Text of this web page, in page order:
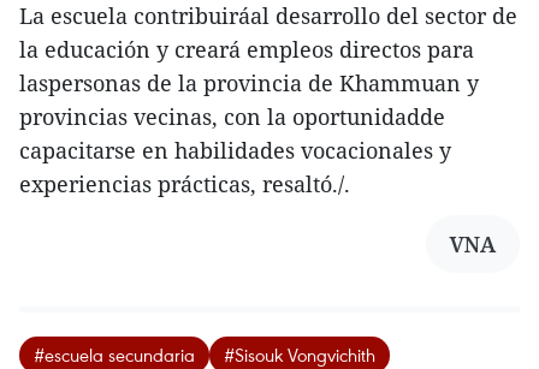
La escuela contribuiráal desarrollo del sector de
la educación y creará empleos directos para
laspersonas de la provincia de Khammuan y
provincias vecinas, con la oportunidadde
capacitarse en habilidades vocacionales y
experiencias prácticas, resaltó./.
VNA
#escuela secundaria
#Sisouk Vongvichith